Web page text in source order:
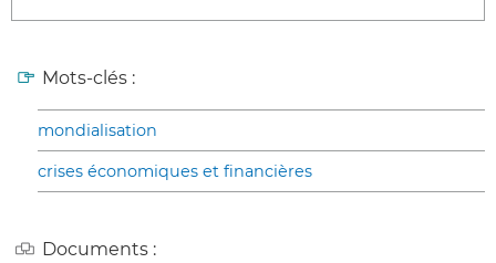
Mots-clés :
mondialisation
crises économiques et financières
Documents :